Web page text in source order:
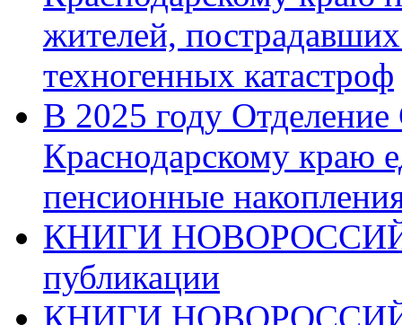
жителей,
техногенных катастроф
В 2025 году
Краснодарскому краю
пенсионные
КНИГИ
публикации
КНИГИ